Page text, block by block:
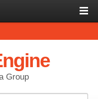
Group